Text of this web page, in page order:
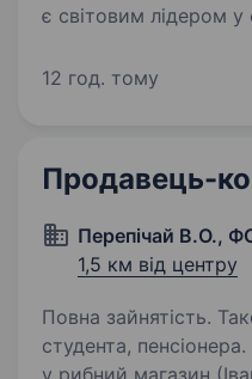
є світовим лідером у
гравців у сегментах
12 год. тому
Продавець-
Перепічай В.О.,
1,5 км від центру
Повна зайнятість.
студента, пенсіонера. Продавець-консультант
у рибний магазин